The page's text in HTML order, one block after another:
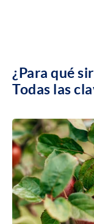
¿Para qué
Todas las